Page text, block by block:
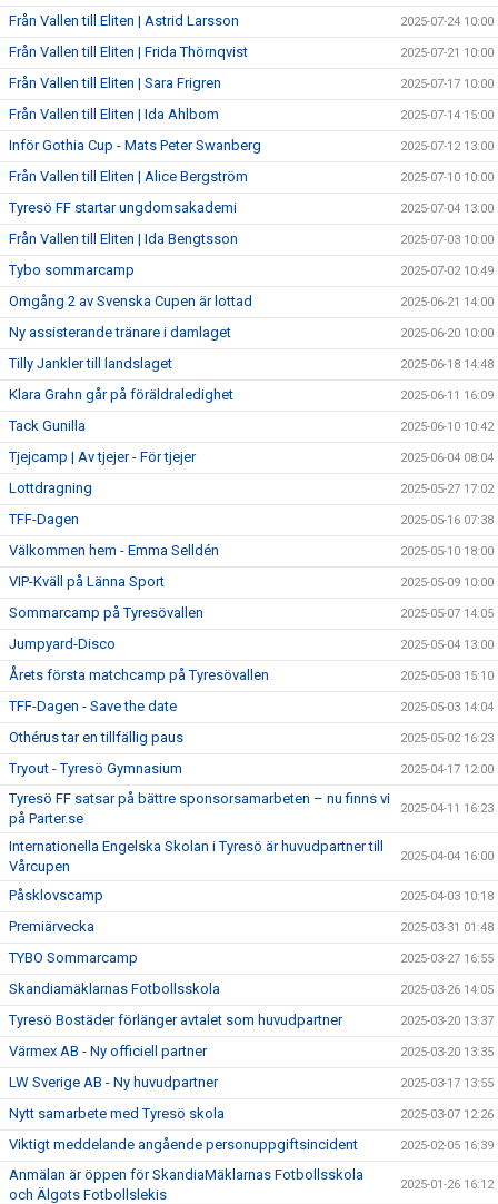
Från Vallen till Eliten | Astrid Larsson 2025-07-24 10:00
Från Vallen till Eliten | Frida Thörnqvist 2025-07-21 10:00
Från Vallen till Eliten | Sara Frigren 2025-07-17 10:00
Från Vallen till Eliten | Ida Ahlbom 2025-07-14 15:00
Inför Gothia Cup - Mats Peter Swanberg 2025-07-12 13:00
Från Vallen till Eliten | Alice Bergström 2025-07-10 10:00
Tyresö FF startar ungdomsakademi 2025-07-04 13:00
Från Vallen till Eliten | Ida Bengtsson 2025-07-03 10:00
Tybo sommarcamp 2025-07-02 10:49
Omgång 2 av Svenska Cupen är lottad 2025-06-21 14:00
Ny assisterande tränare i damlaget 2025-06-20 10:00
Tilly Jankler till landslaget 2025-06-18 14:48
Klara Grahn går på föräldraledighet 2025-06-11 16:09
Tack Gunilla 2025-06-10 10:42
Tjejcamp | Av tjejer - För tjejer 2025-06-04 08:04
Lottdragning 2025-05-27 17:02
TFF-Dagen 2025-05-16 07:38
Välkommen hem - Emma Selldén 2025-05-10 18:00
VIP-Kväll på Länna Sport 2025-05-09 10:00
Sommarcamp på Tyresövallen 2025-05-07 14:05
Jumpyard-Disco 2025-05-04 13:00
Årets första matchcamp på Tyresövallen 2025-05-03 15:10
TFF-Dagen - Save the date 2025-05-03 14:04
Othérus tar en tillfällig paus 2025-05-02 16:23
Tryout - Tyresö Gymnasium 2025-04-17 12:00
Tyresö FF satsar på bättre sponsorsamarbeten – nu finns vi
på Parter.se
2025-04-11 16:23
Internationella Engelska Skolan i Tyresö är huvudpartner till
Vårcupen
2025-04-04 16:00
Påsklovscamp 2025-04-03 10:18
Premiärvecka 2025-03-31 01:48
TYBO Sommarcamp 2025-03-27 16:55
Skandiamäklarnas Fotbollsskola 2025-03-26 14:05
Tyresö Bostäder förlänger avtalet som huvudpartner 2025-03-20 13:37
Värmex AB - Ny officiell partner 2025-03-20 13:35
LW Sverige AB - Ny huvudpartner 2025-03-17 13:55
Nytt samarbete med Tyresö skola 2025-03-07 12:26
Viktigt meddelande angående personuppgiftsincident 2025-02-05 16:39
Anmälan är öppen för SkandiaMäklarnas Fotbollsskola
och Älgots Fotbollslekis
2025-01-26 16:12